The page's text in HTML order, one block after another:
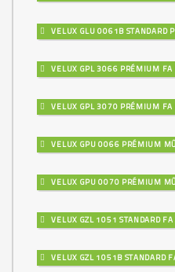
VELUX GLU 0061B STANDARD
VELUX GPL 3066 PRÉMIUM FA
VELUX GPL 3070 PRÉMIUM FA
VELUX GPU 0066 PRÉMIUM
VELUX GPU 0070 PRÉMIUM
VELUX GZL 1051 STANDARD FA
VELUX GZL 1051B STANDARD